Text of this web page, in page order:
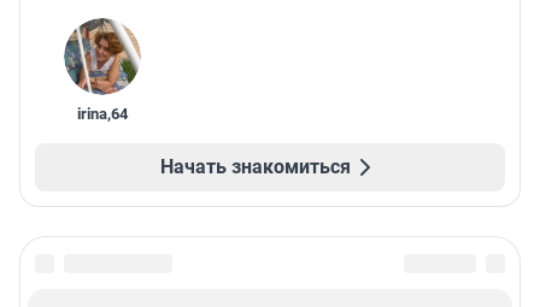
irina,64
Начать знакомиться